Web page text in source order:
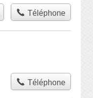
Téléphone
Téléphone